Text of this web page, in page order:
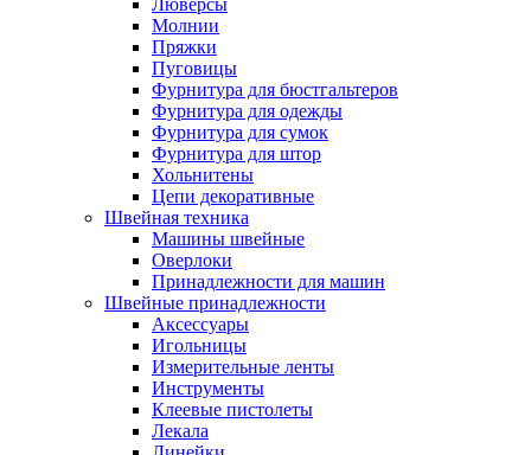
Люверсы
Молнии
Пряжки
Пуговицы
Фурнитура для бюстгальтеров
Фурнитура для одежды
Фурнитура для сумок
Фурнитура для штор
Хольнитены
Цепи декоративные
Швейная техника
Машины швейные
Оверлоки
Принадлежности для машин
Швейные принадлежности
Аксессуары
Игольницы
Измерительные ленты
Инструменты
Клеевые пистолеты
Лекала